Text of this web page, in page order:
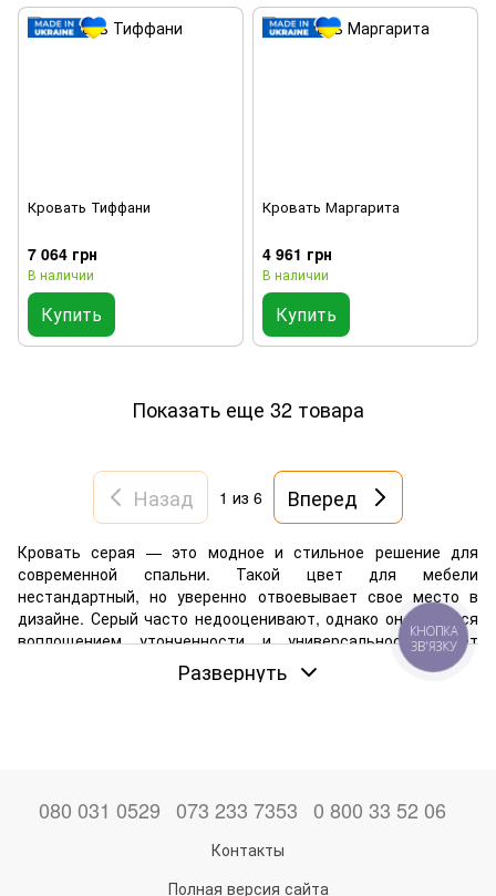
Кровать Тиффани
7 064 грн
В наличии
Купить
Кровать Маргарита
4 961 грн
В наличии
Купить
Показать еще 32 товара
Назад 1 из 6 Вперед
Кровать серая — это модное и стильное решение для
современной спальни. Такой цвет для мебели
нестандартный, но уверенно отвоевывает свое место в
дизайне. Серый часто недооценивают, однако он является
воплощением утонченности и универсальности, дает
безграничные возможности для усовершенствования стиля
интерьера. Откройте для себя этот благородный оттенок,
стильного и гармоничного пространства. Кровати такого
оттенка станут решением просто модным, но и практичным.
Вы сможете сделать вашу комнату уютной и обеспечить
себя основой для эффектного дизайна.
Развернуть
080 031 0529 073 233 7353 0 800 33 52 06
Контакты
Полная версия сайта
КНОПКА
ЗВ'ЯЗКУ